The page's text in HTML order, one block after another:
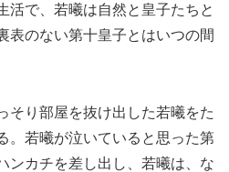
活で、若曦は自然と皇子たちと
表のない第十皇子とはいつの間
そり部屋を抜け出した若曦をた
。若曦が泣いていると思った第
ンカチを差し出し、若曦は、な